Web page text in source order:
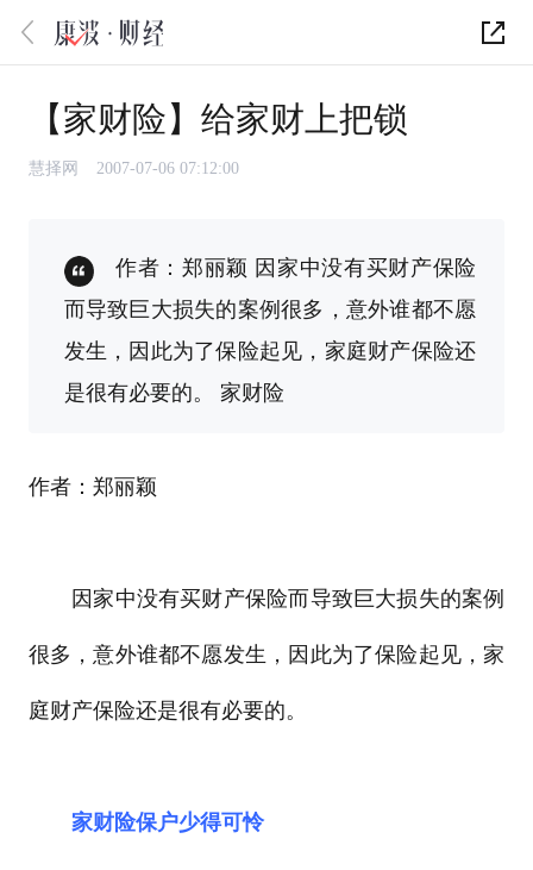
【家财险】给家财上把锁
慧择网 2007-07-06 07:12:00
作者：郑丽颖 因家中没有买财产保险
而导致巨大损失的案例很多，意外谁都不愿
发生，因此为了保险起见，家庭财产保险还
是很有必要的。 家财险
作者：郑丽颖
因家中没有买财产保险而导致巨大损失的案例
很多，意外谁都不愿发生，因此为了保险起见，家
庭财产保险还是很有必要的。
家财险保户少得可怜